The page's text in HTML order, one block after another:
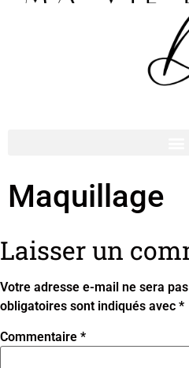
Maquillage
Laisser un
Votre adresse e-mail ne sera
obligatoires sont indiqués avec *
Commentaire *